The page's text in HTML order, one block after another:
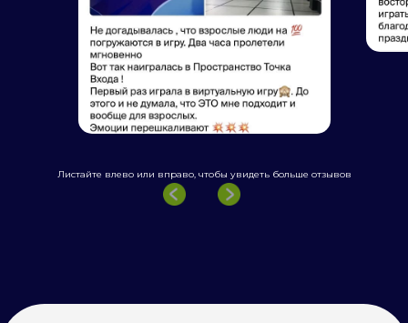
Листайте влево или вправо, чтобы увидеть больше отзывов